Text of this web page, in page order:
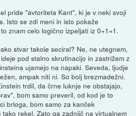
pride "avtoriteta Kant", ki je v neki svoji
Isto se zdi meni in isto pokaže
znam celo logično izpeljati iz 0+1=1.
stvar takole seciral? Ne, ne utegnem,
pod stalno skrutinacijo in zastrižem z
ujamejo na napaki. Seveda, ljudje
ampak niti ni. So bolj brezmadežni.
trdil, da črne luknje ne obstajajo,
bom samo preveril, od kod je to
brloga, bom samo za kanček
rekel. Zato ga zadnjič na virtualnem